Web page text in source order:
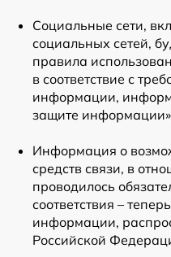
Социальные сети,
социальных сетей,
правила
в соответствие с
информации,
защите информации»
Информация о
средств связи, в
проводилось
соответствия –
информации,
Российской